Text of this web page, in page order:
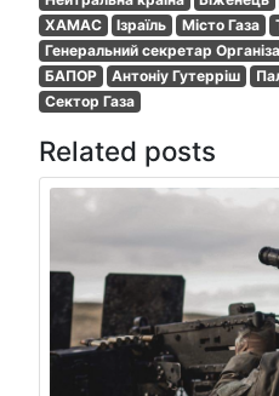
ХАМАС
Ізраїль Місто Газа
Генеральний секретар
БАПОР
Антоніу Гутерріш
Сектор Газа
Related posts